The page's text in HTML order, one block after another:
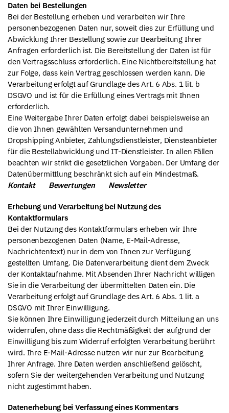
Daten bei Bestellungen
Bei der Bestellung erheben und verarbeiten wir Ihre
personenbezogenen Daten nur, soweit dies zur Erfüllung und
Abwicklung Ihrer Bestellung sowie zur Bearbeitung Ihrer
Anfragen erforderlich ist. Die Bereitstellung der Daten ist für
den Vertragsschluss erforderlich. Eine Nichtbereitstellung hat
zur Folge, dass kein Vertrag geschlossen werden kann. Die
Verarbeitung erfolgt auf Grundlage des Art. 6 Abs. 1 lit. b
DSGVO und ist für die Erfüllung eines Vertrags mit Ihnen
erforderlich.
Eine Weitergabe Ihrer Daten erfolgt dabei beispielsweise an
die von Ihnen gewählten Versandunternehmen und
Dropshipping Anbieter, Zahlungsdienstleister, Diensteanbieter
für die Bestellabwicklung und IT-Dienstleister. In allen Fällen
beachten wir strikt die gesetzlichen Vorgaben. Der Umfang der
Datenübermittlung beschränkt sich auf ein Mindestmaß.
Kontakt
Bewertungen Newsletter
Erhebung und Verarbeitung bei Nutzung des
Kontaktformulars
Bei der Nutzung des Kontaktformulars erheben wir Ihre
personenbezogenen Daten (Name, E-Mail-Adresse,
Nachrichtentext) nur in dem von Ihnen zur Verfügung
gestellten Umfang. Die Datenverarbeitung dient dem Zweck
der Kontaktaufnahme. Mit Absenden Ihrer Nachricht willigen
Sie in die Verarbeitung der übermittelten Daten ein. Die
Verarbeitung erfolgt auf Grundlage des Art. 6 Abs. 1 lit. a
DSGVO mit Ihrer Einwilligung.
Sie können Ihre Einwilligung jederzeit durch Mitteilung an uns
widerrufen, ohne dass die Rechtmäßigkeit der aufgrund der
Einwilligung bis zum Widerruf erfolgten Verarbeitung berührt
wird. Ihre E-Mail-Adresse nutzen wir nur zur Bearbeitung
Ihrer Anfrage. Ihre Daten werden anschließend gelöscht,
sofern Sie der weitergehenden Verarbeitung und Nutzung
nicht zugestimmt haben.
Datenerhebung bei Verfassung eines Kommentars